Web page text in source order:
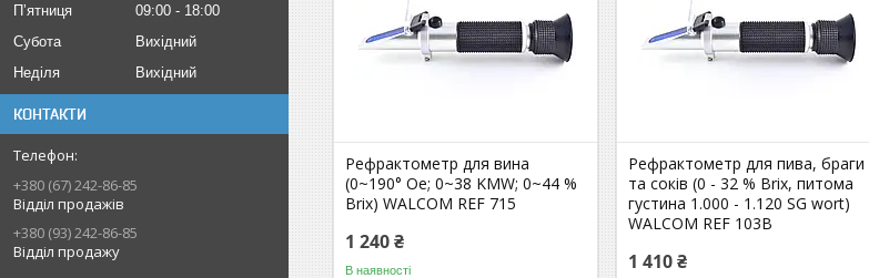
Пʼятниця
09:00
18:00
Субота
Вихідний
Неділя
Вихідний
КОНТАКТИ
+380 (67) 242-86-85
Відділ продажів
+380 (93) 242-86-85
Відділ продажу
Рефрактометр для вина
(0~190° Oe; 0~38 KMW; 0~44 %
Brix) WALCOM REF 715
1 240 ₴
В наявності
Рефрактометр для пива, браги
та соків (0 - 32 % Brix, питома
густина 1.000 - 1.120 SG wort)
WALCOM REF 103B
1 410 ₴